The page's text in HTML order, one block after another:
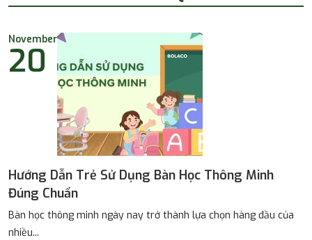
November
20
Hướng Dẫn Trẻ Sử Dụng Bàn Học Thông Minh
Đúng Chuẩn
Bàn học thông minh ngày nay trở thành lựa chọn hàng đầu của
nhiều...